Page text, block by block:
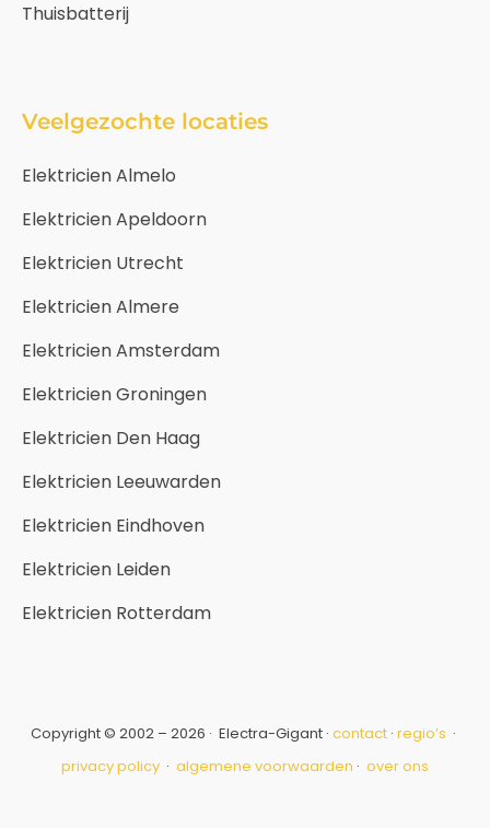
Thuisbatterij
Veelgezochte locaties
Elektricien Almelo
Elektricien Apeldoorn
Elektricien Utrecht
Elektricien Almere
Elektricien Amsterdam
Elektricien Groningen
Elektricien Den Haag
Elektricien Leeuwarden
Elektricien Eindhoven
Elektricien Leiden
Elektricien Rotterdam
Copyright © 2002 – 2026 · Electra-Gigant · contact · regio’s ·
privacy policy · algemene voorwaarden · over ons